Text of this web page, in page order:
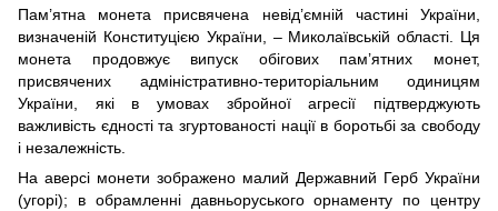
Пам’ятна монета присвячена невід’ємній частині України,
визначеній Конституцією України, – Миколаївській області. Ця
монета продовжує випуск обігових пам’ятних монет,
присвячених адміністративно-територіальним одиницям
України, які в умовах збройної агресії підтверджують
важливість єдності та згуртованості нації в боротьбі за свободу
і незалежність.
На аверсі монети зображено малий Державний Герб України
(угорі); в обрамленні давньоруського орнаменту по центру